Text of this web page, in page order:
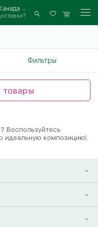
Канада
Войти
Фильтры
товары
Воспользуйтесь
идеальную композицию!